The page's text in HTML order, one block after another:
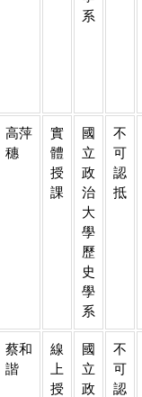
系
高萍
穗
實
體
授
課
國
立
政
治
大
學
歷
史
學
系
不
可
認
抵
蔡和
諧
線
上
授
國
立
政
不
可
認